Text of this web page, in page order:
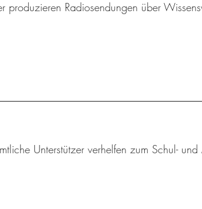
produzieren Radiosendungen über
Unterstützer verhelfen zum Schul-